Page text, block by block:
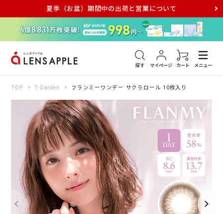
夏季（お盆）期間中の出荷と営業について
探す マイページ カート メニュー
アキュビュー メダリスト メガネ
TOP T-Garden フランミーワンデー サクラロール 10枚入り